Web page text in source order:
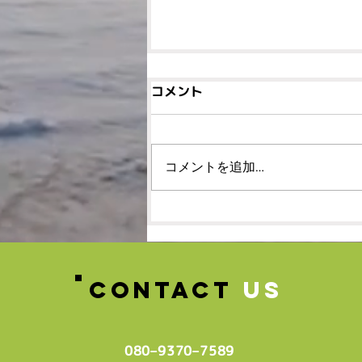
コメント
コメントを追加…
CONTACT US
080–9370–7589‬